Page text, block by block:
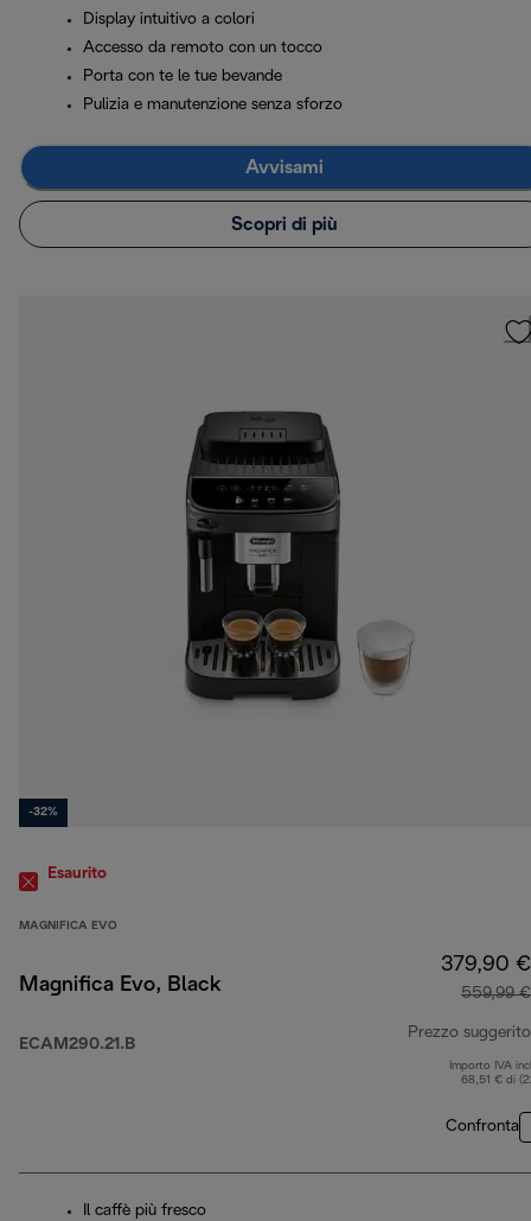
Display intuitivo a colori
Accesso da remoto con un tocco
Porta con te le tue bevande
Pulizia e manutenzione senza sforzo
Avvisami
Scopri di più
-32%
Esaurito
MAGNIFICA EVO
Magnifica Evo, Black
ECAM290.21.B
379,90 €
559,99 €
Prezzo suggerito
Importo IVA
68,51 € di
Confronta
Il caffè più fresco